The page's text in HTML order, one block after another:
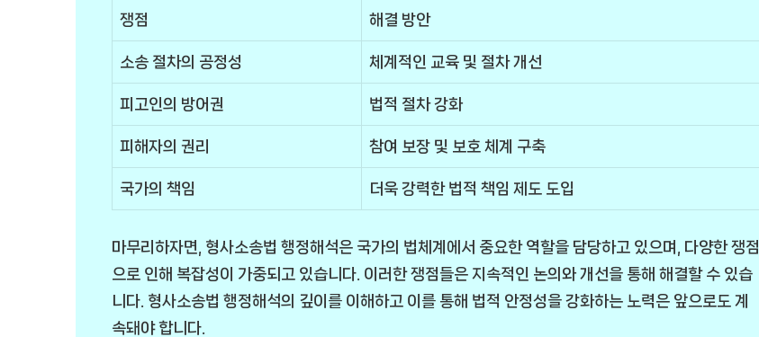
쟁점 해결 방안
소송 절차의 공정성 체계적인 교육 및 절차 개선
피고인의 방어권 법적 절차 강화
피해자의 권리 참여 보장 및 보호 체계 구축
국가의 책임 더욱 강력한 법적 책임 제도 도입
마무리하자면, 형사소송법 행정해석은 국가의 법체계에서 중요한 역할을 담당하고 있으며, 다양한 쟁점
으로 인해 복잡성이 가중되고 있습니다. 이러한 쟁점들은 지속적인 논의와 개선을 통해 해결할 수 있습
니다. 형사소송법 행정해석의 깊이를 이해하고 이를 통해 법적 안정성을 강화하는 노력은 앞으로도 계
속돼야 합니다.